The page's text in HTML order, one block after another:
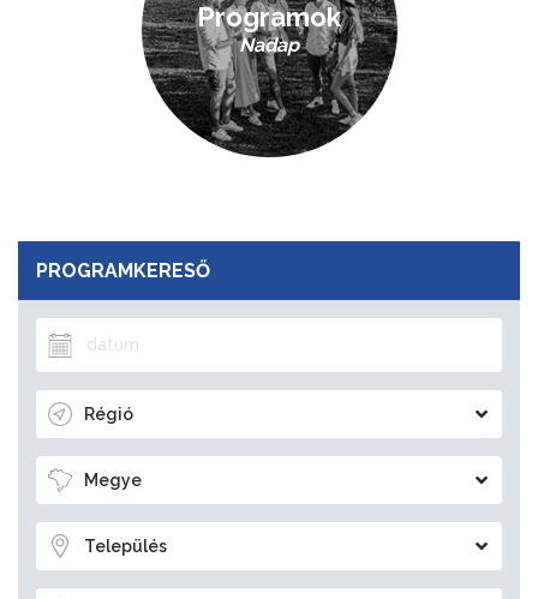
PROGRAMKERESŐ
Régió
Megye
Település
Programok
Nadap